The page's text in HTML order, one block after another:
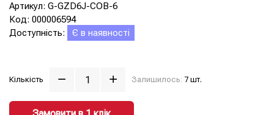
Артикул: G-GZD6J-COB-6
Код: 000006594
Доступність:
Є в наявності
Кількість Залишилось: 7 шт.